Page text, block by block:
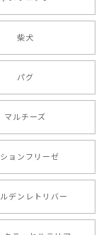
【 ボーダーコリー 水彩画風 毛色4色 】 手帳 スマホケース 犬 うちの子 iPhone & Android
し不安になり
本当に可愛
ましたが… 可
柴犬
パグ
マルチーズ
ョンフリーゼ
デンレトリバー